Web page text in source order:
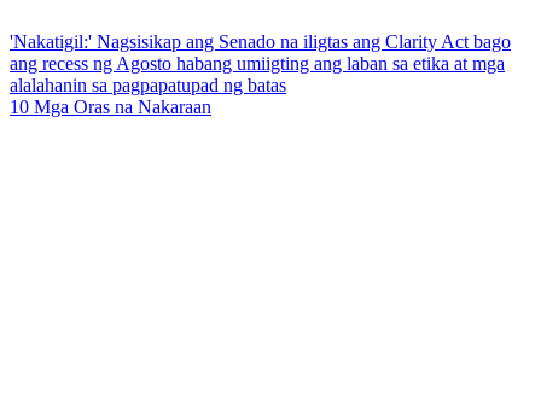
'Nakatigil:' Nagsisikap ang Senado na iligtas ang Clarity Act bago
ang recess ng Agosto habang umiigting ang laban sa etika at mga
alalahanin sa pagpapatupad ng batas
10 Mga Oras na Nakaraan